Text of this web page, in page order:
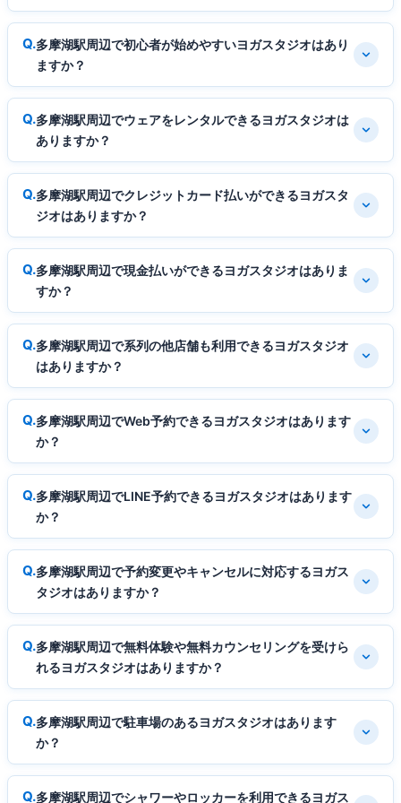
多摩湖駅周辺で初心者が始めやすいヨガスタジオはあり
ますか？
多摩湖駅周辺でウェアをレンタルできるヨガスタジオは
ありますか？
多摩湖駅周辺でクレジットカード払いができるヨガスタ
ジオはありますか？
多摩湖駅周辺で現金払いができるヨガスタジオはありま
すか？
多摩湖駅周辺で系列の他店舗も利用できるヨガスタジオ
はありますか？
多摩湖駅周辺でWeb予約できるヨガスタジオはあります
か？
多摩湖駅周辺でLINE予約できるヨガスタジオはあります
か？
多摩湖駅周辺で予約変更やキャンセルに対応するヨガス
タジオはありますか？
多摩湖駅周辺で無料体験や無料カウンセリングを受けら
れるヨガスタジオはありますか？
多摩湖駅周辺で駐車場のあるヨガスタジオはあります
か？
多摩湖駅周辺でシャワーやロッカーを利用できるヨガス